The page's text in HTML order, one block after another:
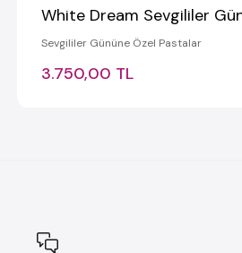
White Dream Sevgililer
Sevgililer Gününe Özel Pastalar
3.750,00 TL